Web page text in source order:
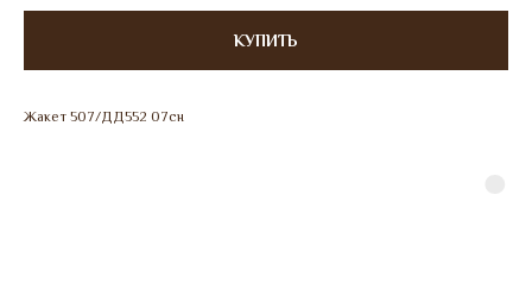
КУПИТЬ
Жакет 507/ДД552 07сн